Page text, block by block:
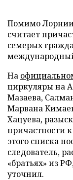
Помимо Лорнии
считает
семерых
На
циркуляры на
Мазаева,
Марвана
Хацуева,
причастности
этого списка
следователь,
«братьях» из
уточнил.